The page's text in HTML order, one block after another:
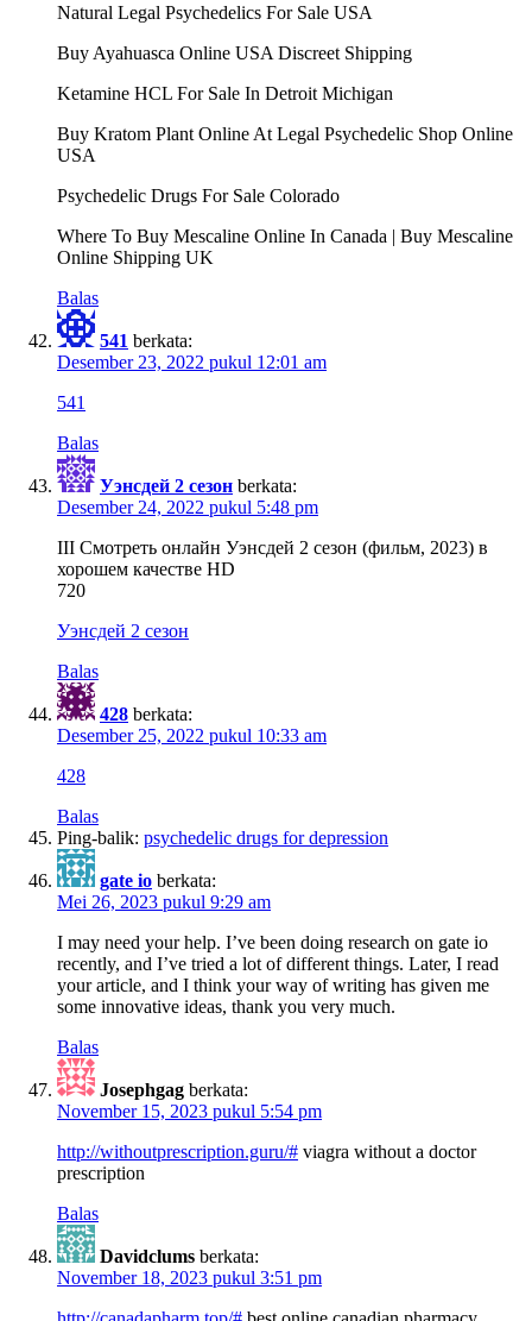
Natural Legal Psychedelics For Sale USA
Buy Ayahuasca Online USA Discreet Shipping
Ketamine HCL For Sale In Detroit Michigan
Buy Kratom Plant Online At Legal Psychedelic Shop Online
USA
Psychedelic Drugs For Sale Colorado
Where To Buy Mescaline Online In Canada | Buy Mescaline
Online Shipping UK
Balas
541 berkata:
Desember 23, 2022 pukul 12:01 am
541
Balas
Уэнсдей 2 сезон berkata:
Desember 24, 2022 pukul 5:48 pm
III Смотреть онлайн Уэнсдей 2 сезон (фильм, 2023) в
хорошем качестве HD
720
Уэнсдей 2 сезон
Balas
428 berkata:
Desember 25, 2022 pukul 10:33 am
428
Balas
Ping-balik: psychedelic drugs for depression
gate io berkata:
Mei 26, 2023 pukul 9:29 am
I may need your help. I’ve been doing research on gate io
recently, and I’ve tried a lot of different things. Later, I read
your article, and I think your way of writing has given me
some innovative ideas, thank you very much.
Balas
Josephgag berkata:
November 15, 2023 pukul 5:54 pm
http://withoutprescription.guru/# viagra without a doctor
prescription
Balas
Davidclums berkata:
November 18, 2023 pukul 3:51 pm